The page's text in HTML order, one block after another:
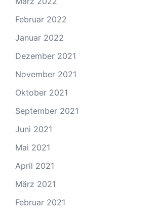
Februar 2022
Januar 2022
Dezember 2021
November 2021
Oktober 2021
September 2021
Juni 2021
Mai 2021
April 2021
März 2021
Februar 2021